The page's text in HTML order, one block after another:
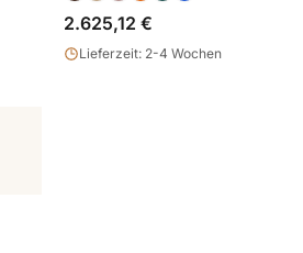
2.625,12 €
Lieferzeit: 2-4 Wochen